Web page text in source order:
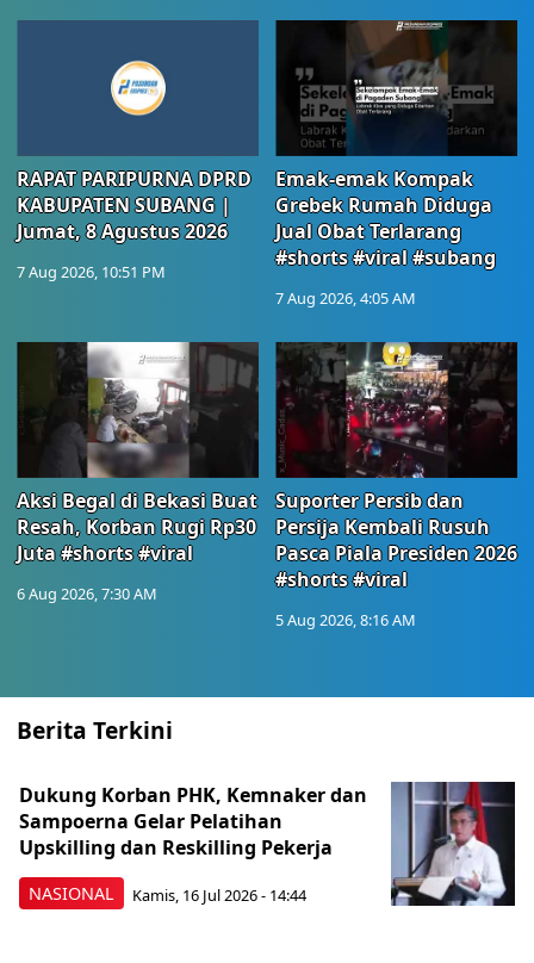
RAPAT PARIPURNA DPRD
KABUPATEN SUBANG |
Jumat, 8 Agustus 2026
7 Aug 2026, 10:51 PM
Emak-emak Kompak
Grebek Rumah Diduga
Jual Obat Terlarang
#shorts #viral #subang
7 Aug 2026, 4:05 AM
Aksi Begal di Bekasi Buat
Resah, Korban Rugi Rp30
Juta #shorts #viral
6 Aug 2026, 7:30 AM
Suporter Persib dan
Persija Kembali Rusuh
Pasca Piala Presiden 2026
#shorts #viral
5 Aug 2026, 8:16 AM
Berita Terkini
NASIONAL
Dukung Korban PHK, Kemnaker dan
Sampoerna Gelar Pelatihan
Upskilling dan Reskilling Pekerja
Kamis, 16 Jul 2026 - 14:44